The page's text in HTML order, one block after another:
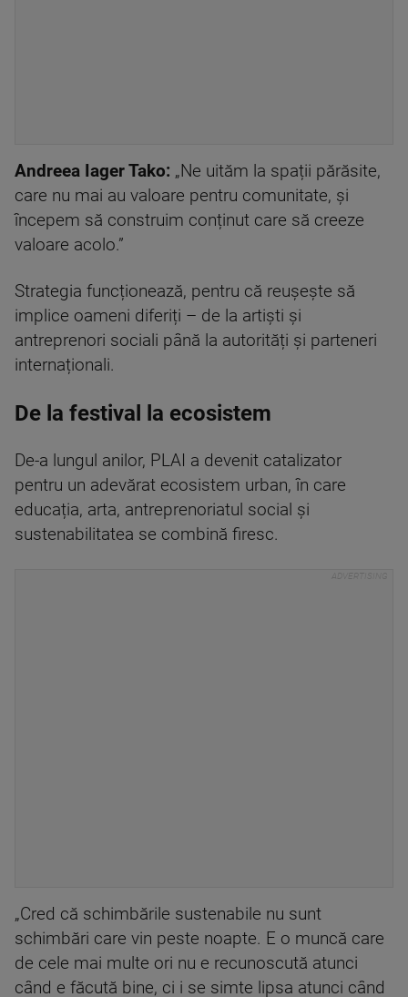
Andreea Iager Tako: „Ne uităm la spații părăsite,
care nu mai au valoare pentru comunitate, și
începem să construim conținut care să creeze
valoare acolo.”
Strategia funcționează, pentru că reușește să
implice oameni diferiți – de la artiști și
antreprenori sociali până la autorități și parteneri
internaționali.
De la festival la ecosistem
De-a lungul anilor, PLAI a devenit catalizator
pentru un adevărat ecosistem urban, în care
educația, arta, antreprenoriatul social și
sustenabilitatea se combină firesc.
„Cred că schimbările sustenabile nu sunt
schimbări care vin peste noapte. E o muncă care
de cele mai multe ori nu e recunoscută atunci
când e făcută bine, ci i se simte lipsa atunci când